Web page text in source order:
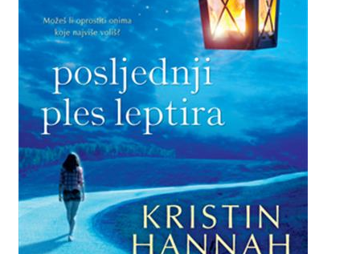
Terms of Use
Uvjeti prodaje i dostava